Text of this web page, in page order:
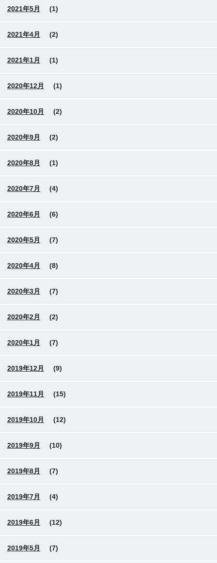
2021年5月 (1)
2021年4月 (2)
2021年1月 (1)
2020年12月 (1)
2020年10月 (2)
2020年9月 (2)
2020年8月 (1)
2020年7月 (4)
2020年6月 (6)
2020年5月 (7)
2020年4月 (8)
2020年3月 (7)
2020年2月 (2)
2020年1月 (7)
2019年12月 (9)
2019年11月 (15)
2019年10月 (12)
2019年9月 (10)
2019年8月 (7)
2019年7月 (4)
2019年6月 (12)
2019年5月 (7)